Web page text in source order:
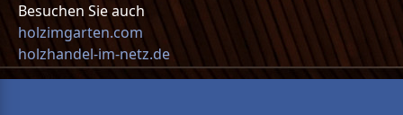
Besuchen Sie auch
holzimgarten.com
holzhandel-im-netz.de